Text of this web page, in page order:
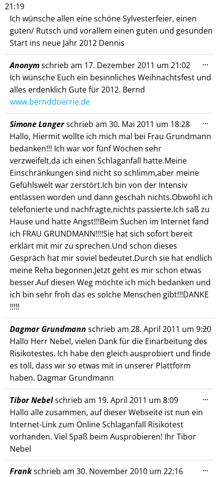
21:19
Ich wünsche allen eine schöne Sylvesterfeier, einen
guten/ Rutsch und vorallem einen guten und gesunden
Start ins neue Jahr 2012 Dennis
Anonymschrieb am 17. Dezember 2011 um 21:02
Ich wünsche Euch ein besinnliches Weihnachtsfest und
alles erdenklich Gute für 2012. Bernd
www.bernddoerrie.de
...
Simone Langerschrieb am 30. Mai 2011 um 18:28
Hallo, Hiermit wollte ich mich mal bei Frau Grundmann
bedanken!!! Ich war vor fünf Wochen sehr
verzweifelt,da ich einen Schlaganfall hatte.Meine
Einschränkungen sind nicht so schlimm,aber meine
Gefühlswelt war zerstört.Ich bin von der Intensiv
entlassen worden und dann geschah nichts.Obwohl ich
telefonierte und nachfragte,nichts passierte.Ich saß zu
Hause und hatte Angst!!!Beim Suchen im Internet fand
ich FRAU GRUNDMANN!!!!Sie hat sich sofort bereit
erklärt mit mir zu sprechen.Und schon dieses
Gespräch hat mir soviel bedeutet.Durch sie hat endlich
meine Reha begonnen.Jetzt geht es mir schon etwas
besser.Auf diesen Weg möchte ich mich bedanken und
ich bin sehr froh das es solche Menschen gibt!!!DANKE
!!!!!
...
Dagmar Grundmann schrieb am 28. April 2011 um 9:20
Hallo Herr Nebel, vielen Dank für die Einarbeitung des
Risikotestes. Ich habe den gleich ausprobiert und finde
es toll, dass wir so etwas mit in unserer Plattform
haben. Dagmar Grundmann
...
Tibor Nebelschrieb am 19. April 2011 um 8:09
Hallo alle zusammen, auf dieser Webseite ist nun ein
Internet-Link zum Online Schlaganfall Risikotest
vorhanden. Viel Spaß beim Ausprobieren! Ihr Tibor
Nebel
...
Frankschrieb am 30. November 2010 um 22:16
...